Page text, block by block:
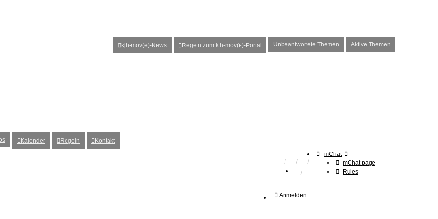
mChat
mChat page
Rules
kjh-mov(e)-News Regeln zum kjh-mov(e)-Portal Unbeantwortete Themen Aktive Themen
Kalender Regeln Kontakt
Anmelden